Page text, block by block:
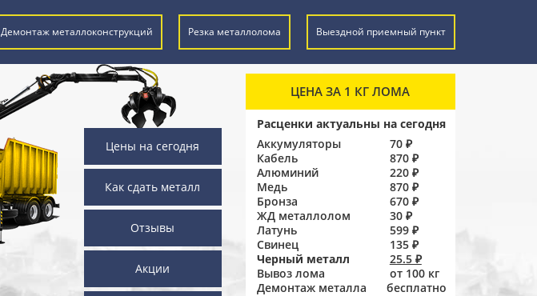
Демонтаж металлоконструкций Резка металлолома Выездной приемный пункт
ЦЕНА ЗА 1 КГ ЛОМА
Расценки актуальны на сегодня
Аккумуляторы
70 ₽
Кабель
870 ₽
Алюминий
220 ₽
Медь
870 ₽
Бронза
670 ₽
ЖД металлолом
30 ₽
Латунь
599 ₽
Свинец
135 ₽
Черный металл
25.5 ₽
Вывоз лома
от 100 кг
Демонтаж металла
бесплатно
Цены на сегодня
Как сдать металл
Отзывы
Акции